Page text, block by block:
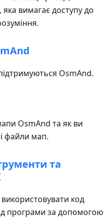
яка вимагає доступу до
OsmAnd.
OsmAnd та як ви
файли мап.
та
код
програми за допомогою